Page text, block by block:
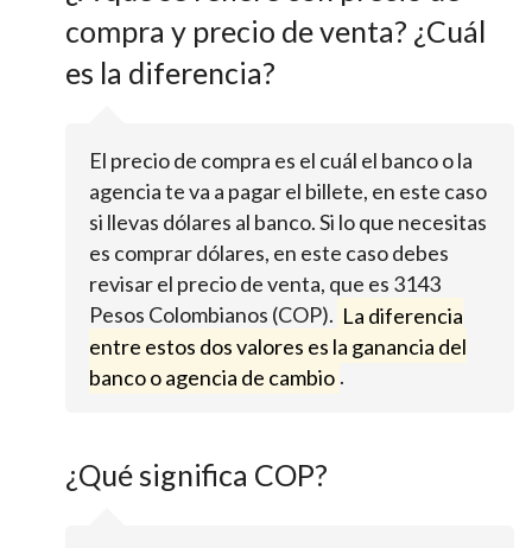
compra y precio de venta? ¿Cuál
es la diferencia?
El precio de compra es el cuál el banco o la
agencia te va a pagar el billete, en este caso
si llevas dólares al banco. Si lo que necesitas
es comprar dólares, en este caso debes
revisar el precio de venta, que es 3143
Pesos Colombianos (COP). La diferencia
entre estos dos valores es la ganancia del
banco o agencia de cambio .
¿Qué significa COP?